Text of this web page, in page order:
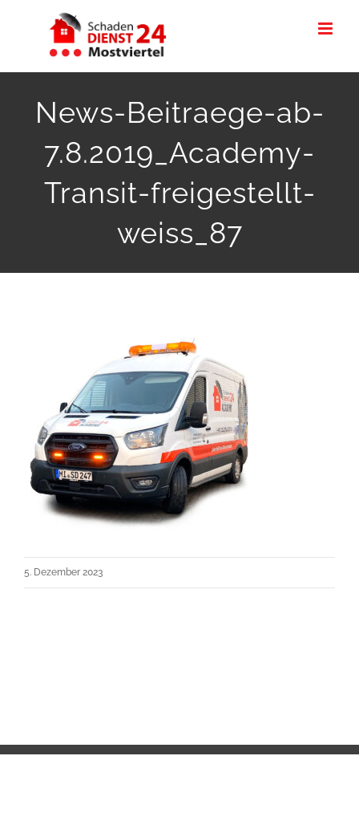
News-Beitraege-ab-
7.8.2019_Academy-
Transit-freigestellt-
weiss_87
5. Dezember 2023